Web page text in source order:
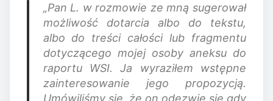
„Pan L. w rozmowie ze mną sugerował
możliwość dotarcia albo do tekstu,
albo do treści całości lub fragmentu
dotyczącego mojej osoby aneksu do
raportu WSI. Ja wyraziłem wstępne
zainteresowanie jego propozycją.
Umówiliśmy się, że on odezwie się gdy